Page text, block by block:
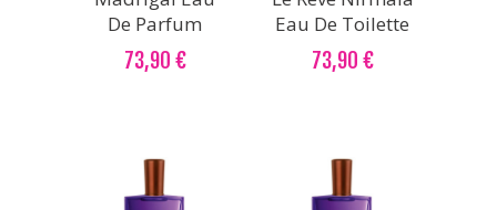
De Parfum
73,90 €
Eau De Toilette
73,90 €